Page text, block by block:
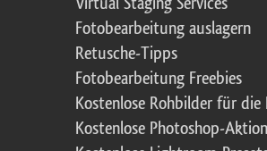
Virtual Staging Services
Fotobearbeitung auslagern
Retusche-Tipps
Fotobearbeitung Freebies
Kostenlose Rohbilder für die
Kostenlose Photoshop-